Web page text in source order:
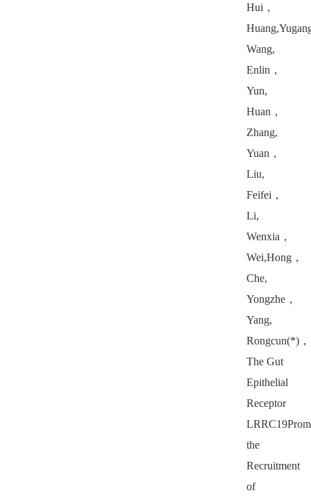
Hui ，
Wang,
Enlin ，
Yun,
Huan ，
Zhang,
Yuan ，
Liu,
Feifei ，
Li,
Wenxia ，
Wei,Hong ，
Che,
Yongzhe ，
Yang,
Rongcun(*) ，
The Gut
Epithelial
Receptor
the
Recruitment
of